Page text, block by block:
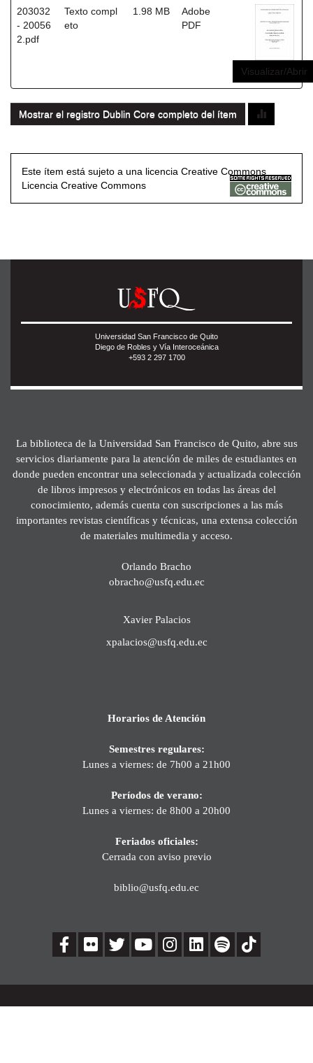
203032
- 20056
2.pdf
Texto compl
eto
1.98 MB
Adobe
PDF
Visualizar/Abrir
Mostrar el registro Dublin Core completo del ítem
Este ítem está sujeto a una licencia Creative Commons
Licencia Creative Commons
Universidad San Francisco de Quito
Diego de Robles y Vía Interoceánica
+593 2 297 1700
La biblioteca de la Universidad San Francisco de Quito, abre sus
servicios diariamente para la atención de miles de estudiantes en
donde pueden encontrar una seleccionada y actualizada colección
de libros impresos y electrónicos en todas las áreas del
conocimiento, además cuenta con suscripciones a las más
importantes revistas científicas y técnicas, una extensa colección
de materiales multimedia y acceso.
Orlando Bracho
obracho@usfq.edu.ec
Xavier Palacios
xpalacios@usfq.edu.ec
Horarios de Atención
Semestres regulares:
Lunes a viernes: de 7h00 a 21h00
Períodos de verano:
Lunes a viernes: de 8h00 a 20h00
Feriados oficiales:
Cerrada con aviso previo
biblio@usfq.edu.ec